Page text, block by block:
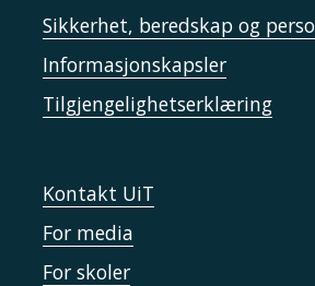
Sikkerhet, beredskap og
Informasjonskapsler
Tilgjengelighetserklæring
Kontakt UiT
For media
For skoler